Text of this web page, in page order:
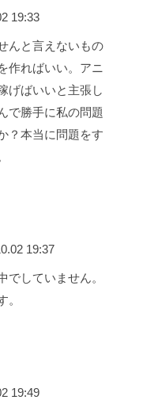
19:33
んと言えないもの
作ればいい。アニ
げばいいと主張し
で勝手に私の問題
？本当に問題をす
19:37
でしていません。
。
19:49